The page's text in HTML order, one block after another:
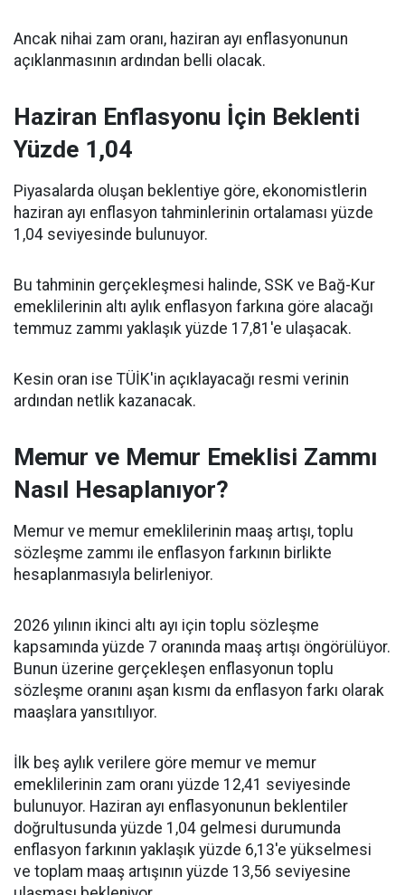
Ancak nihai zam oranı, haziran ayı enflasyonunun
açıklanmasının ardından belli olacak.
Haziran Enflasyonu İçin Beklenti
Yüzde 1,04
Piyasalarda oluşan beklentiye göre, ekonomistlerin
haziran ayı enflasyon tahminlerinin ortalaması yüzde
1,04 seviyesinde bulunuyor.
Bu tahminin gerçekleşmesi halinde, SSK ve Bağ-Kur
emeklilerinin altı aylık enflasyon farkına göre alacağı
temmuz zammı yaklaşık yüzde 17,81'e ulaşacak.
Kesin oran ise TÜİK'in açıklayacağı resmi verinin
ardından netlik kazanacak.
Memur ve Memur Emeklisi Zammı
Nasıl Hesaplanıyor?
Memur ve memur emeklilerinin maaş artışı, toplu
sözleşme zammı ile enflasyon farkının birlikte
hesaplanmasıyla belirleniyor.
2026 yılının ikinci altı ayı için toplu sözleşme
kapsamında yüzde 7 oranında maaş artışı öngörülüyor.
Bunun üzerine gerçekleşen enflasyonun toplu
sözleşme oranını aşan kısmı da enflasyon farkı olarak
maaşlara yansıtılıyor.
İlk beş aylık verilere göre memur ve memur
emeklilerinin zam oranı yüzde 12,41 seviyesinde
bulunuyor. Haziran ayı enflasyonunun beklentiler
doğrultusunda yüzde 1,04 gelmesi durumunda
enflasyon farkının yaklaşık yüzde 6,13'e yükselmesi
ve toplam maaş artışının yüzde 13,56 seviyesine